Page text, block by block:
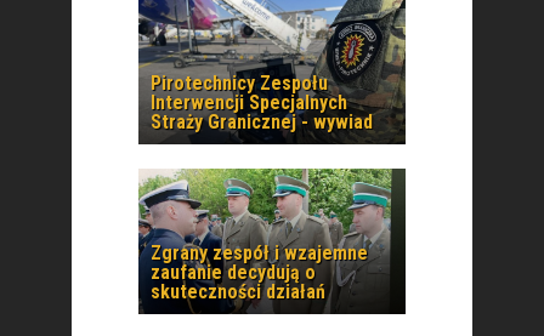
Pirotechnicy Zespołu
Interwencji Specjalnych
Straży Granicznej - wywiad
Zgrany zespół i wzajemne
zaufanie decydują o
skuteczności działań